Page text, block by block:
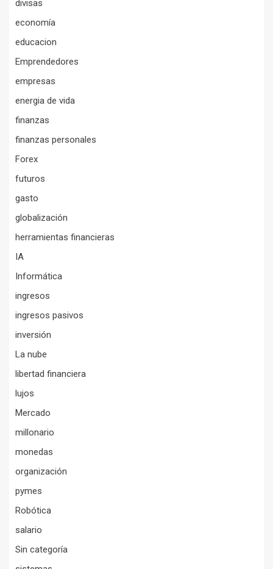
divisas
economía
educacion
Emprendedores
empresas
energia de vida
finanzas
finanzas personales
Forex
futuros
gasto
globalización
herramientas financieras
IA
Informática
ingresos
ingresos pasivos
inversión
La nube
libertad financiera
lujos
Mercado
millonario
monedas
organización
pymes
Robótica
salario
Sin categoría